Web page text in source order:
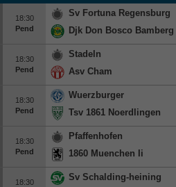
18:30
Pend
Sv Fortuna Regensburg
Djk Don Bosco Bamberg
18:30
Pend
Stadeln
Asv Cham
18:30
Pend
Wuerzburger
Tsv 1861 Noerdlingen
18:30
Pend
Pfaffenhofen
1860 Muenchen Ii
18:30
Sv Schalding-heining